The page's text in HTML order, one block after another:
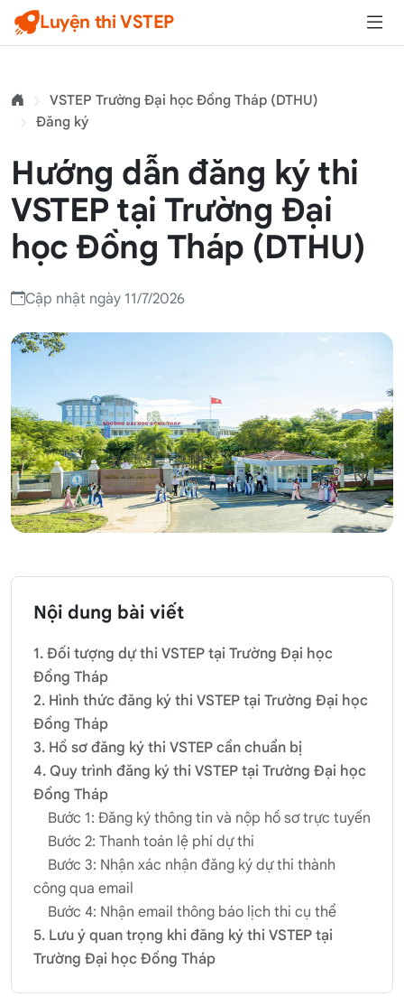
Luyện thi VSTEP
VSTEP Trường Đại học Đồng Tháp (DTHU)
Đăng ký
Hướng dẫn đăng ký thi
VSTEP tại Trường Đại
học Đồng Tháp (DTHU)
Cập nhật ngày 11/7/2026
Nội dung bài viết
1. Đối tượng dự thi VSTEP tại Trường Đại học
Đồng Tháp
2. Hình thức đăng ký thi VSTEP tại Trường Đại học
Đồng Tháp
3. Hồ sơ đăng ký thi VSTEP cần chuẩn bị
4. Quy trình đăng ký thi VSTEP tại Trường Đại học
Đồng Tháp
Bước 1: Đăng ký thông tin và nộp hồ sơ trực tuyến
Bước 2: Thanh toán lệ phí dự thi
Bước 3: Nhận xác nhận đăng ký dự thi thành
công qua email
Bước 4: Nhận email thông báo lịch thi cụ thể
5. Lưu ý quan trọng khi đăng ký thi VSTEP tại
Trường Đại học Đồng Tháp